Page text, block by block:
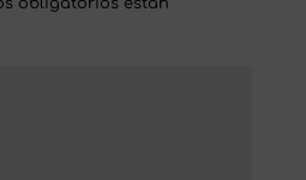
obligatorios están